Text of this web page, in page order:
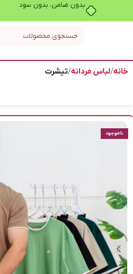
بدون ضامن، بدون سود
خانه لباس مردانه تیشرت
ناموجود